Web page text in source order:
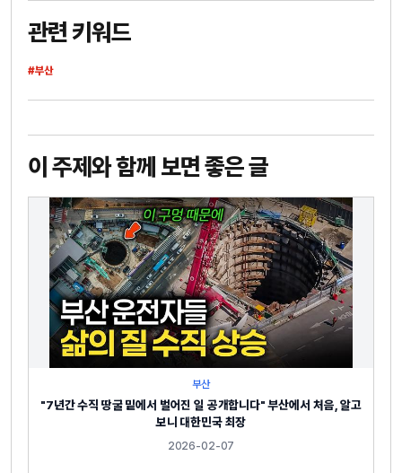
관련 키워드
#부산
이 주제와 함께 보면 좋은 글
부산
"7년간 수직 땅굴 밑에서 벌어진 일 공개합니다" 부산에서 처음, 알고
보니 대한민국 최장
2026-02-07